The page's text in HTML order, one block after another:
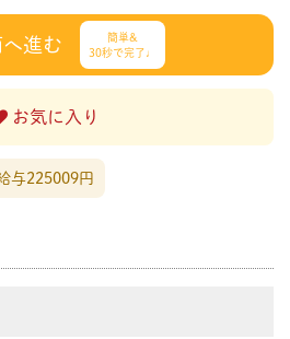
進む
簡単&
30秒で完了♩
お気に入り
与225009円